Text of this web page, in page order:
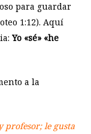
para guardar
1:12). Aquí
Yo «sé» «he
a la
profesor; le gusta